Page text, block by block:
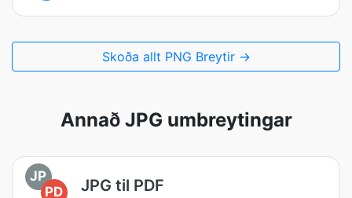
Skoða allt PNG Breytir →
Annað JPG umbreytingar
JP
PD
JPG til PDF